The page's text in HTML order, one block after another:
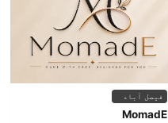
فیصل آباد
MomadE